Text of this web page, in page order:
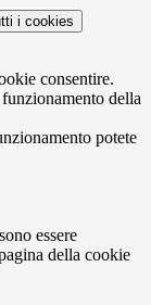
i cookies
consentire.
della
potete
essere
della cookie